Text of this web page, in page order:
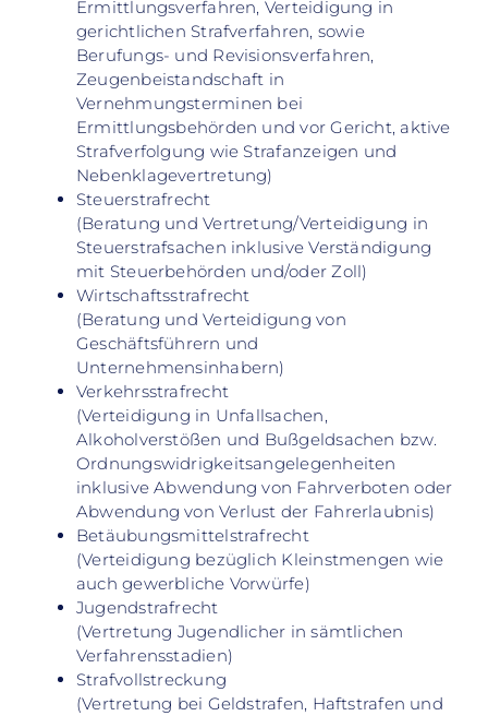
Ermittlungsverfahren, Verteidigung in
gerichtlichen Strafverfahren, sowie
Berufungs- und Revisionsverfahren,
Zeugenbeistandschaft in
Vernehmungsterminen bei
Ermittlungsbehörden und vor Gericht, aktive
Strafverfolgung wie Strafanzeigen und
Nebenklagevertretung)
Steuerstrafrecht
(Beratung und Vertretung/Verteidigung in
Steuerstrafsachen inklusive Verständigung
mit Steuerbehörden und/oder Zoll)
Wirtschaftsstrafrecht
(Beratung und Verteidigung von
Geschäftsführern und
Unternehmensinhabern)
Verkehrsstrafrecht
(Verteidigung in Unfallsachen,
Alkoholverstößen und Bußgeldsachen bzw.
Ordnungswidrigkeitsangelegenheiten
inklusive Abwendung von Fahrverboten oder
Abwendung von Verlust der Fahrerlaubnis)
Betäubungsmittelstrafrecht
(Verteidigung bezüglich Kleinstmengen wie
auch gewerbliche Vorwürfe)
Jugendstrafrecht
(Vertretung Jugendlicher in sämtlichen
Verfahrensstadien)
Strafvollstreckung
(Vertretung bei Geldstrafen, Haftstrafen und